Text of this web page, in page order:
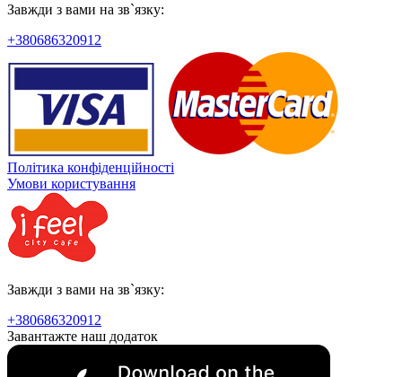
Завжди з вами на зв`язку:
+380686320912
Політика конфіденційності
Умови користування
Завжди з вами на зв`язку:
+380686320912
Завантажте наш додаток